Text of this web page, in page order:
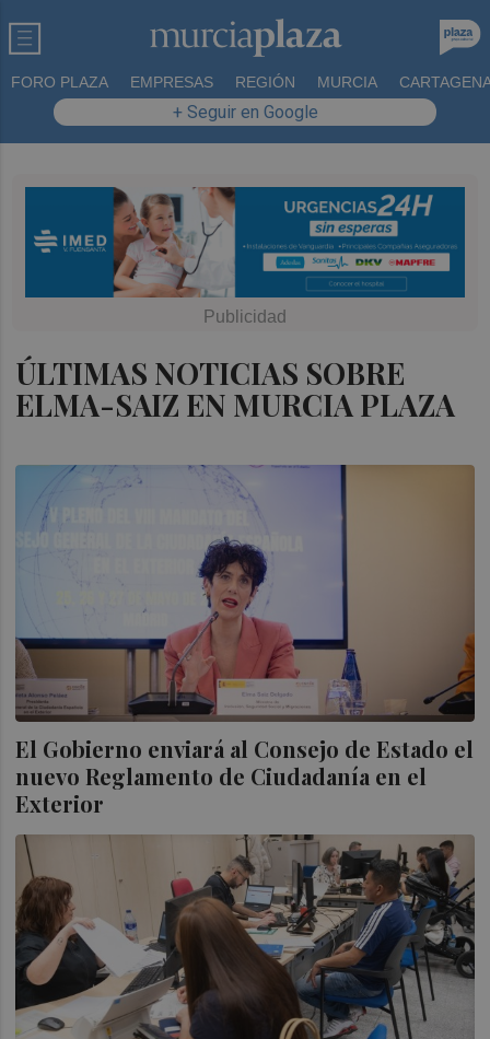
FORO PLAZA EMPRESAS REGIÓN MURCIA
+ Seguir en Google
ÚLTIMAS NOTICIAS SOBRE
ELMA-SAIZ EN MURCIA PLAZA
El Gobierno enviará al Consejo de Estado el
nuevo Reglamento de Ciudadanía en el
Exterior